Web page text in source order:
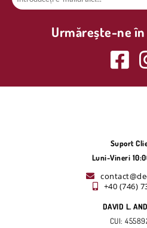
Urmărește-ne
Suport
Luni-Vineri
+40 (746)
DAVID L.
CUI: